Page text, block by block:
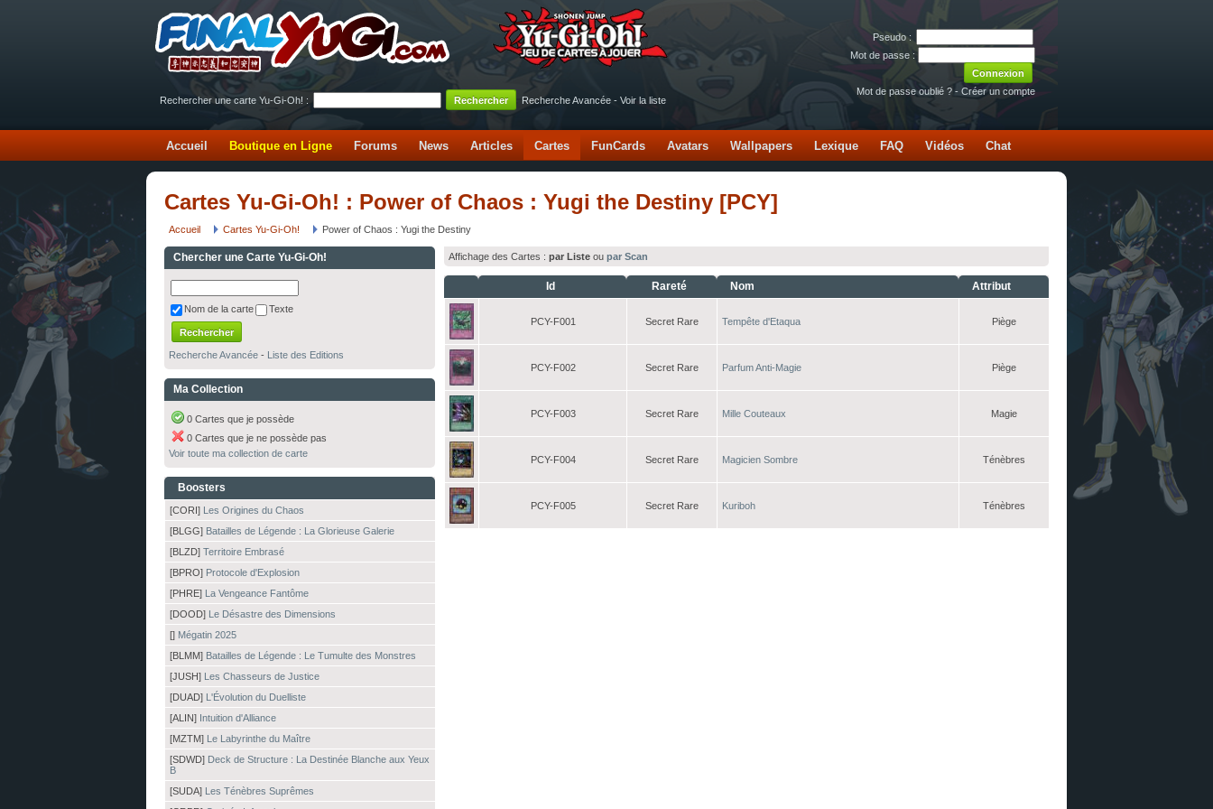
Pseudo :
Mot de passe :
Mot de passe oublié ? - Créer un compte
Rechercher une carte Yu-Gi-Oh! :
Recherche Avancée - Voir la liste
Accueil Boutique en Ligne Forums News Articles Cartes FunCards Avatars Wallpapers Lexique FAQ Vidéos Chat
Cartes Yu-Gi-Oh! : Power of Chaos : Yugi the Destiny [PCY]
Accueil Cartes Yu-Gi-Oh! Power of Chaos : Yugi the Destiny
Chercher une Carte Yu-Gi-Oh!
Nom de la carte Texte
Recherche Avancée - Liste des Editions
Ma Collection
0 Cartes que je possède
0 Cartes que je ne possède pas
Voir toute ma collection de carte
Boosters
[CORI] Les Origines du Chaos
[BLGG] Batailles de Légende : La Glorieuse Galerie
[BLZD] Territoire Embrasé
[BPRO] Protocole d'Explosion
[PHRE] La Vengeance Fantôme
[DOOD] Le Désastre des Dimensions
[] Mégatin 2025
[BLMM] Batailles de Légende : Le Tumulte des Monstres
[JUSH] Les Chasseurs de Justice
[DUAD] L'Évolution du Duelliste
[ALIN] Intuition d'Alliance
[MZTM] Le Labyrinthe du Maître
[SDWD] Deck de Structure : La Destinée Blanche aux Yeux
B
[SUDA] Les Ténèbres Suprêmes
Affichage des Cartes : par Liste ou par Scan
Id Rareté Nom Attribut
PCY-F001 Secret Rare Tempête d'Etaqua Piège
PCY-F002 Secret Rare Parfum Anti-Magie Piège
PCY-F003 Secret Rare Mille Couteaux Magie
PCY-F004 Secret Rare Magicien Sombre Ténèbres
PCY-F005 Secret Rare Kuriboh Ténèbres